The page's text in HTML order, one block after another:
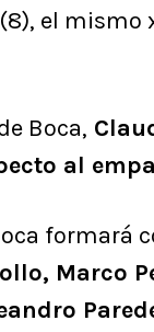
el mismo
Boca,
al
formará
Marco